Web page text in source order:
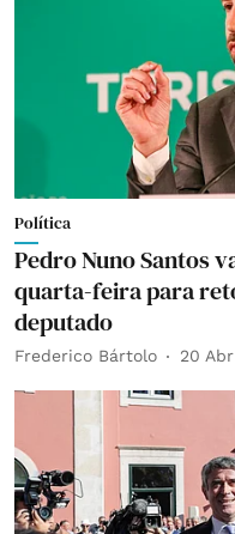
Política
Pedro Nuno Santos
quarta-feira para
deputado
Frederico Bártolo 20